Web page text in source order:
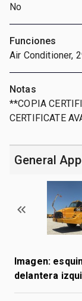
No
Funciones
Air Conditioner,
Notas
**COPIA
CERTIFICATE
General
Imagen:
delantera